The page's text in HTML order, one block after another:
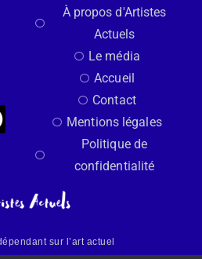
À propos d'Artistes
Actuels
Le média
Accueil
Contact
Mentions légales
Politique de
confidentialité
sur l’art actuel